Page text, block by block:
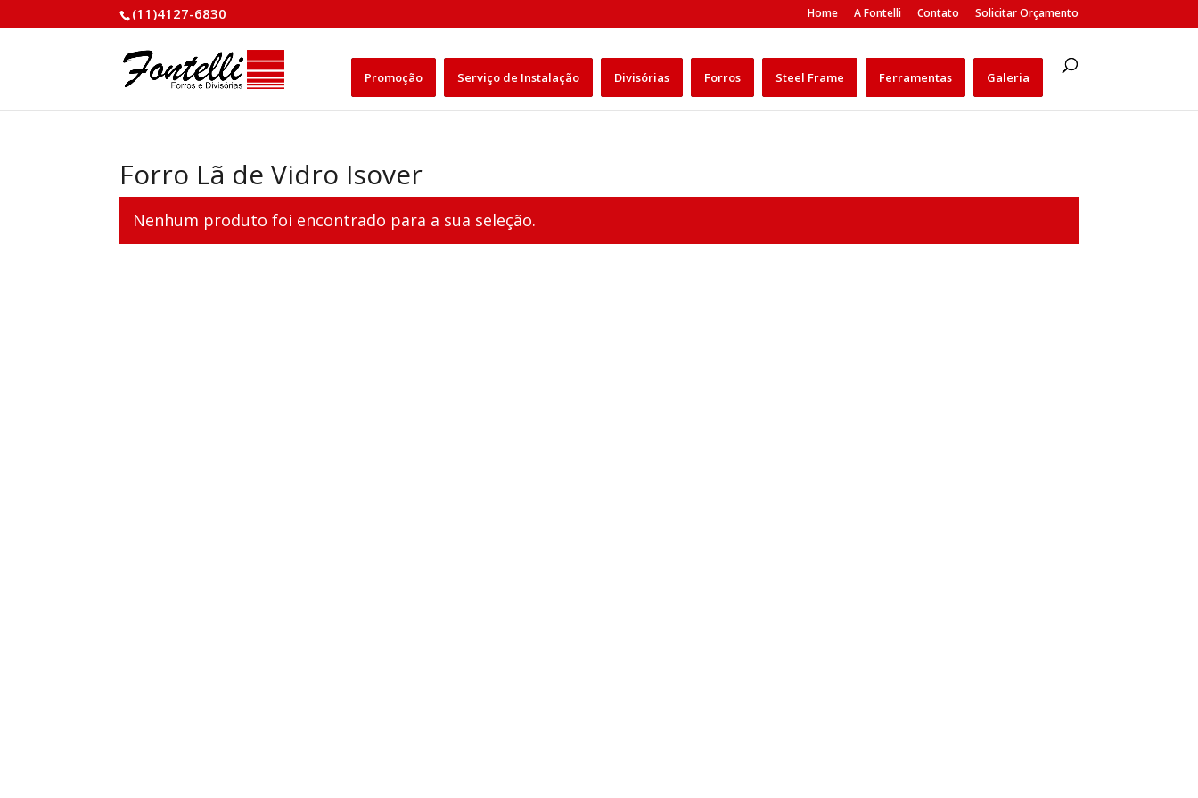
(11)4127-6830 Home A Fontelli Contato Solicitar Orçamento
Promoção Serviço de Instalação Divisórias Forros Steel Frame Ferramentas Galeria
Pesquisar
Forro Lã de Vidro Isover
Nenhum produto foi encontrado para a sua seleção.